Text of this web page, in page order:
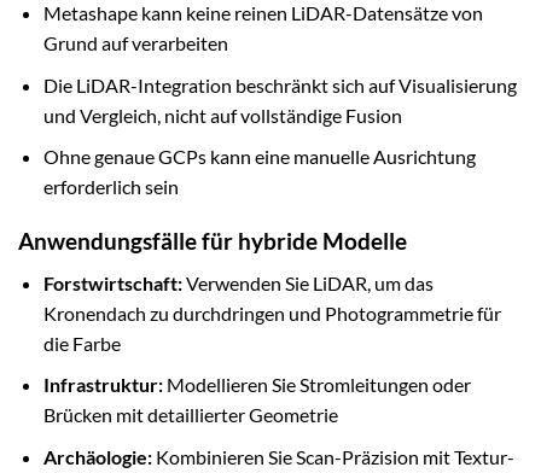
Metashape kann keine reinen LiDAR-Datensätze von
Grund auf verarbeiten
Die LiDAR-Integration beschränkt sich auf Visualisierung
und Vergleich, nicht auf vollständige Fusion
Ohne genaue GCPs kann eine manuelle Ausrichtung
erforderlich sein
Anwendungsfälle für hybride Modelle
Forstwirtschaft:Verwenden Sie LiDAR, um das
Kronendach zu durchdringen und Photogrammetrie für
die Farbe
Infrastruktur:Modellieren Sie Stromleitungen oder
Brücken mit detaillierter Geometrie
Archäologie:Kombinieren Sie Scan-Präzision mit Textur-